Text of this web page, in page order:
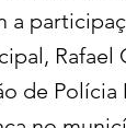
Rafael
de